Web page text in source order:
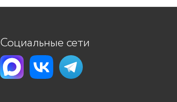
Социальные сети